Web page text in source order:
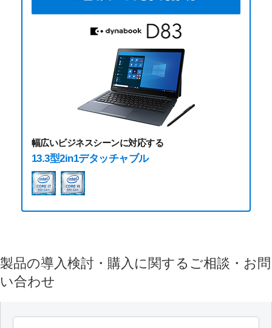
幅広いビジネスシーンに対応する
13.3型2in1デタッチャブル
製品の導入検討・購入に関するご相談・お問
い合わせ